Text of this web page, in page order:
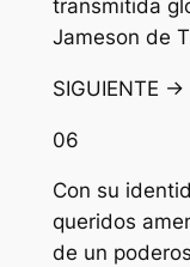
transmitida
Jameson de
SIGUIENTE →
06
Con su
queridos
de un